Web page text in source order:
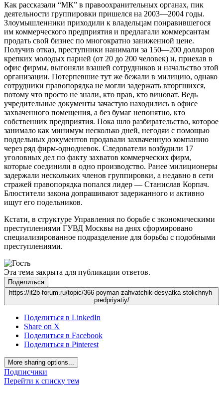
Как рассказали “МК” в правоохранительных органах, пик
деятельности группировки пришелся на 2003—2004 годы.
Злоумышленники приходили к владельцам понравившегося
им коммерческого предприятия и предлагали коммерсантам
продать свой бизнес по многократно заниженной цене.
Получив отказ, преступники нанимали за 150—200 долларов
крепких молодых парней (от 20 до 200 человек) и, приехав в
офис фирмы, выгоняли взашей сотрудников и начальство этой
организации. Потерпевшие тут же бежали в милицию, однако
сотрудники правопорядка не могли задержать вторгшихся,
потому что просто не знали, кто прав, кто виноват. Ведь
учредительные документы зачастую находились в офисе
захваченного помещения, а без бумаг непонятно, кто
собственник предприятия. Пока шло разбирательство, которое
занимало как минимум несколько дней, негодяи с помощью
поддельных документов продавали захваченную компанию
через ряд фирм-однодневок. Следователи возбудили 17
уголовных дел по факту захватов коммерческих фирм,
которые соединили в одно производство. Ранее милиционеры
задержали нескольких членов группировки, а недавно в сети
стражей правопорядка попался лидер — Станислав Корпач.
Блюстители закона допрашивают задержанного и активно
ищут его подельников.
Кстати, в структуре Управления по борьбе с экономическими
преступлениями ГУВД Москвы на днях сформировано
специализированное подразделение для борьбы с подобными
преступлениями.
Эта тема закрыта для публикации ответов.
Поделиться
https://it2b-forum.ru/topic/366-poyman-zahvatchik-desyatka-stolichnyh-
predpriyatiy/
Поделиться в LinkedIn
Share on X
Поделиться в Facebook
Поделиться в Pinterest
More sharing options...
Подписчики
Перейти к списку тем